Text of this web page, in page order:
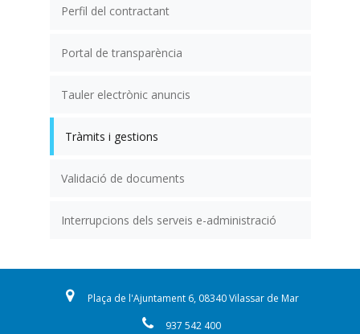
Perfil del contractant
Portal de transparència
Tauler electrònic anuncis
Tràmits i gestions
Validació de documents
Interrupcions dels serveis e-administració
Plaça de l'Ajuntament 6, 08340 Vilassar de Mar
937 542 400